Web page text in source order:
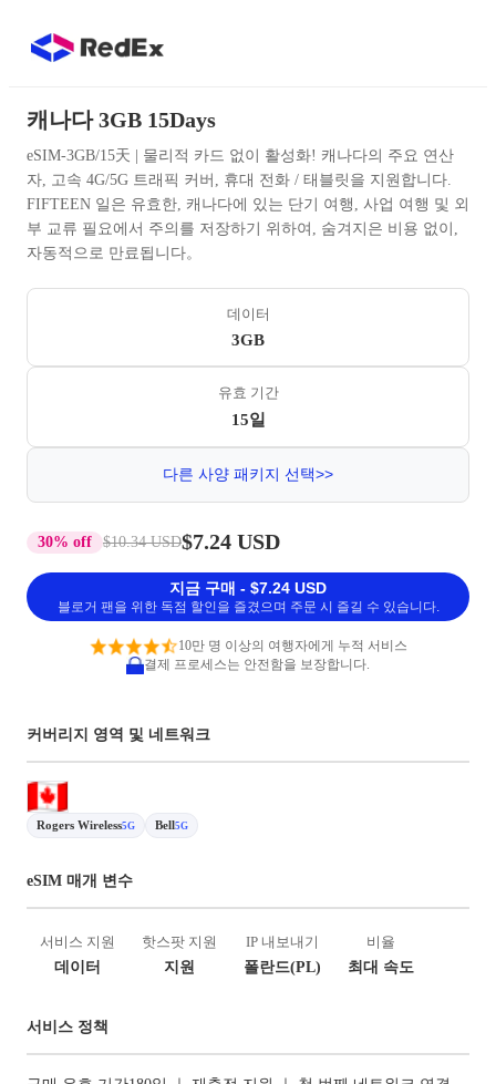
캐나다 3GB 15Days
eSIM-3GB/15天 | 물리적 카드 없이 활성화! 캐나다의 주요 연산
자, 고속 4G/5G 트래픽 커버, 휴대 전화 / 태블릿을 지원합니다.
FIFTEEN 일은 유효한, 캐나다에 있는 단기 여행, 사업 여행 및 외
부 교류 필요에서 주의를 저장하기 위하여, 숨겨지은 비용 없이,
자동적으로 만료됩니다。
데이터
3GB
유효 기간
15일
다른 사양 패키지 선택>>
30% off $10.34 USD$7.24 USD
지금 구매 - $7.24 USD
블로거 팬을 위한 독점 할인을 즐겼으며 주문 시 즐길 수 있습니다.
10만 명 이상의 여행자에게 누적 서비스
결제 프로세스는 안전함을 보장합니다.
커버리지 영역 및 네트워크
Rogers Wireless5G Bell5G
eSIM 매개 변수
서비스 지원
데이터
핫스팟 지원
지원
IP 내보내기
폴란드(PL)
비율
최대 속도
서비스 정책